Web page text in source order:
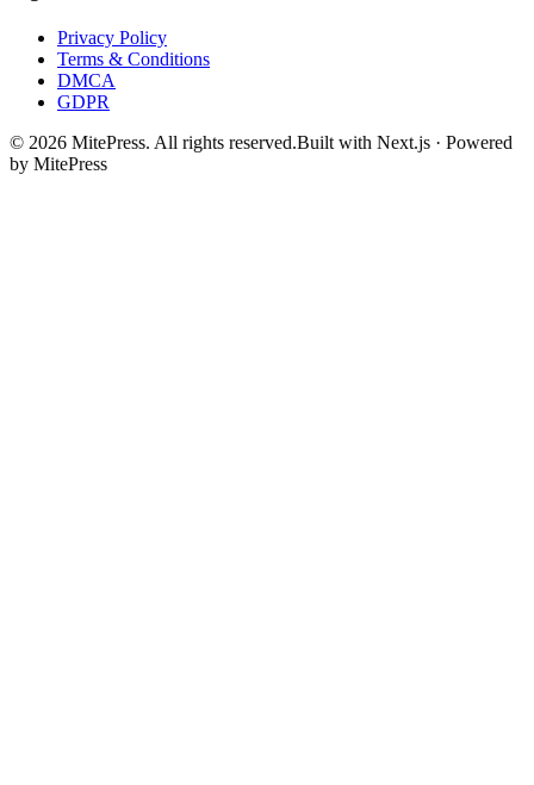
Privacy Policy
Terms & Conditions
DMCA
GDPR
© 2026 MitePress. All rights reserved.Built with Next.js · Powered
by MitePress